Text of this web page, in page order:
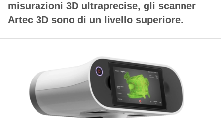
misurazioni 3D ultraprecise, gli scanner
Artec 3D sono di un livello superiore.